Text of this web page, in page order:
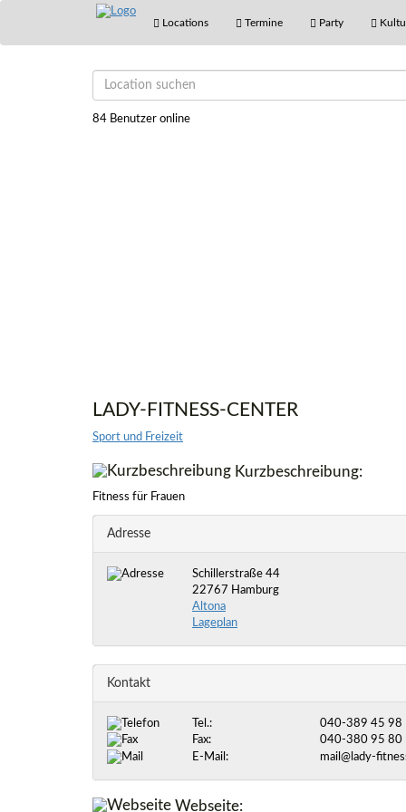
Locations Termine Party
84 Benutzer online
LADY-FITNESS-CENTER
Sport und Freizeit
Kurzbeschreibung:
Fitness für Frauen
Adresse
Schillerstraße 44
22767 Hamburg
Altona
Lageplan
Kontakt
Tel.:
040-389 45 98
Fax:
040-380 95 80
E-Mail:
mail@lady-
Webseite: